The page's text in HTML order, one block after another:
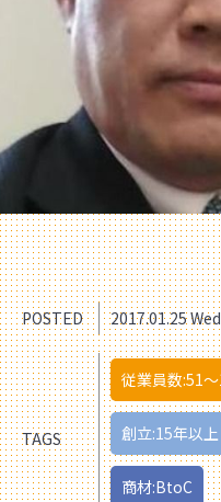
POSTED 2017.01.25 Wed
TAGS
従業員数:51
創立:15年以上
商材:BtoC